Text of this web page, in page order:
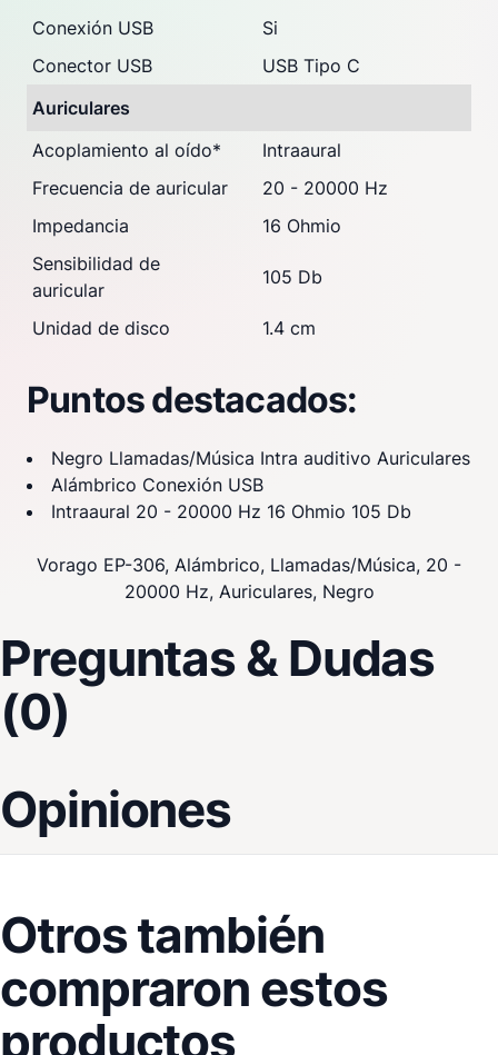
Conexión USB
Si
Conector USB
USB Tipo C
Auriculares
Acoplamiento al oído*
Intraaural
Frecuencia de auricular
20 - 20000 Hz
Impedancia
16 Ohmio
Sensibilidad de
auricular
105 Db
Unidad de disco 1.4 cm
Puntos destacados:
Negro Llamadas/Música Intra auditivo Auriculares
Alámbrico Conexión USB
Intraaural 20 - 20000 Hz 16 Ohmio 105 Db
Vorago EP-306, Alámbrico, Llamadas/Música, 20 -
20000 Hz, Auriculares, Negro
Preguntas & Dudas
(0)
Opiniones
Otros también
compraron estos
productos